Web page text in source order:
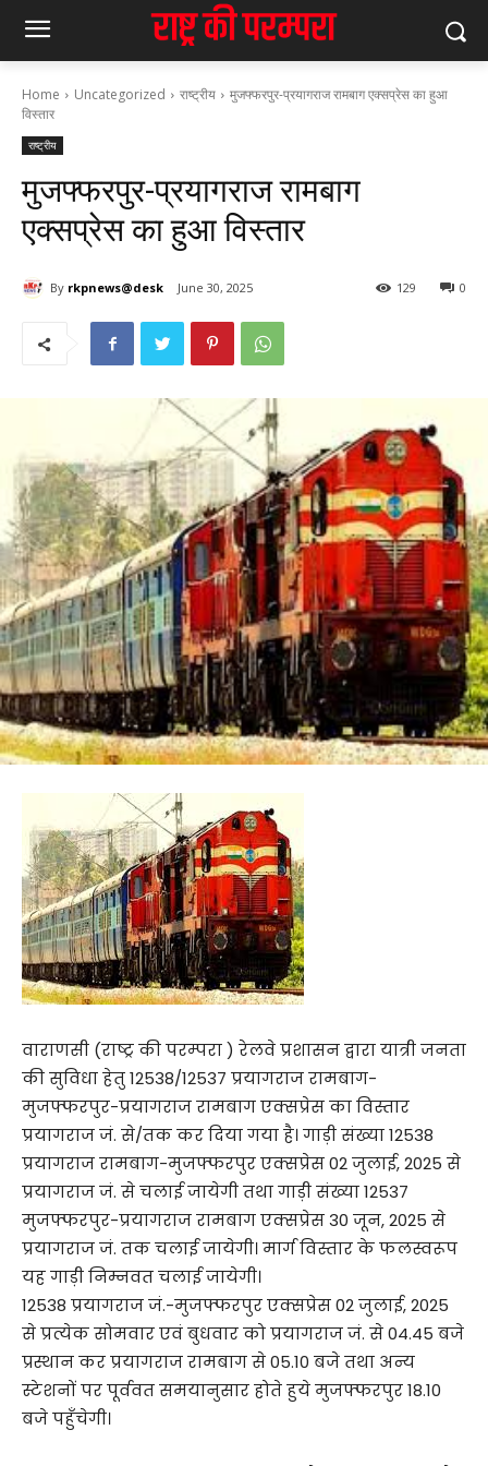
Home Uncategorized राष्ट्रीय
मुजफ्फरपुर-प्रयागराज रामबाग एक्सप्रेस का हुआ
विस्तार
राष्ट्रीय
मुजफ्फरपुर-प्रयागराज रामबाग
एक्सप्रेस का हुआ विस्तार
By rkpnews@desk June 30, 2025 0
129
वाराणसी (राष्ट्र की परम्परा ) रेलवे प्रशासन द्वारा यात्री जनता
की सुविधा हेतु 12538/12537 प्रयागराज रामबाग-
मुजफ्फरपुर-प्रयागराज रामबाग एक्सप्रेस का विस्तार
प्रयागराज जं. से/तक कर दिया गया है। गाड़ी संख्या 12538
प्रयागराज रामबाग-मुजफ्फरपुर एक्सप्रेस 02 जुलाई, 2025 से
प्रयागराज जं. से चलाई जायेगी तथा गाड़ी संख्या 12537
मुजफ्फरपुर-प्रयागराज रामबाग एक्सप्रेस 30 जून, 2025 से
प्रयागराज जं. तक चलाई जायेगी। मार्ग विस्तार के फलस्वरूप
यह गाड़ी निम्नवत चलाई जायेगी।
12538 प्रयागराज जं.-मुजफ्फरपुर एक्सप्रेस 02 जुलाई, 2025
से प्रत्येक सोमवार एवं बुधवार को प्रयागराज जं. से 04.45 बजे
प्रस्थान कर प्रयागराज रामबाग से 05.10 बजे तथा अन्य
स्टेशनों पर पूर्ववत समयानुसार होते हुये मुजफ्फरपुर 18.10
बजे पहुँचेगी।